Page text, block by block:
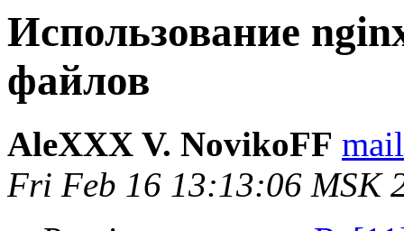
Использование
файлов
AleXXX V. NovikoFF
Fri Feb 16 13:13:06 MSK